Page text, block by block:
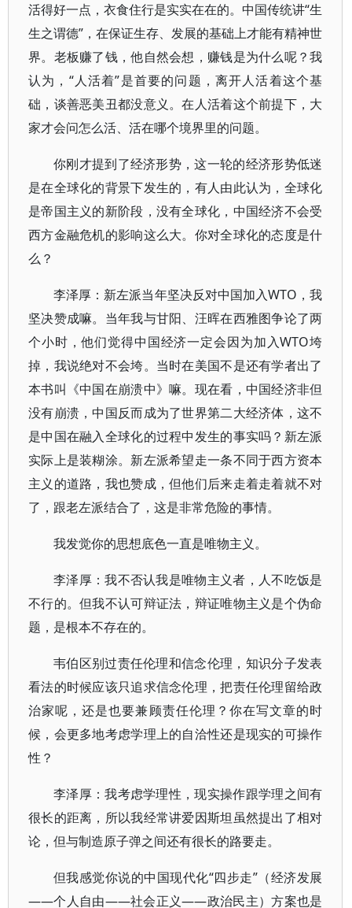
活得好一点，衣食住行是实实在在的。中国传统讲“生
生之谓德”，在保证生存、发展的基础上才能有精神世
界。老板赚了钱，他自然会想，赚钱是为什么呢？我
认为，“人活着”是首要的问题，离开人活着这个基
础，谈善恶美丑都没意义。在人活着这个前提下，大
家才会问怎么活、活在哪个境界里的问题。
你刚才提到了经济形势，这一轮的经济形势低迷
是在全球化的背景下发生的，有人由此认为，全球化
是帝国主义的新阶段，没有全球化，中国经济不会受
西方金融危机的影响这么大。你对全球化的态度是什
么？
李泽厚：新左派当年坚决反对中国加入WTO，我
坚决赞成嘛。当年我与甘阳、汪晖在西雅图争论了两
个小时，他们觉得中国经济一定会因为加入WTO垮
掉，我说绝对不会垮。当时在美国不是还有学者出了
本书叫《中国在崩溃中》嘛。现在看，中国经济非但
没有崩溃，中国反而成为了世界第二大经济体，这不
是中国在融入全球化的过程中发生的事实吗？新左派
实际上是装糊涂。新左派希望走一条不同于西方资本
主义的道路，我也赞成，但他们后来走着走着就不对
了，跟老左派结合了，这是非常危险的事情。
我发觉你的思想底色一直是唯物主义。
李泽厚：我不否认我是唯物主义者，人不吃饭是
不行的。但我不认可辩证法，辩证唯物主义是个伪命
题，是根本不存在的。
韦伯区别过责任伦理和信念伦理，知识分子发表
看法的时候应该只追求信念伦理，把责任伦理留给政
治家呢，还是也要兼顾责任伦理？你在写文章的时
候，会更多地考虑学理上的自洽性还是现实的可操作
性？
李泽厚：我考虑学理性，现实操作跟学理之间有
很长的距离，所以我经常讲爱因斯坦虽然提出了相对
论，但与制造原子弹之间还有很长的路要走。
但我感觉你说的中国现代化“四步走”（经济发展
——个人自由——社会正义——政治民主）方案也是